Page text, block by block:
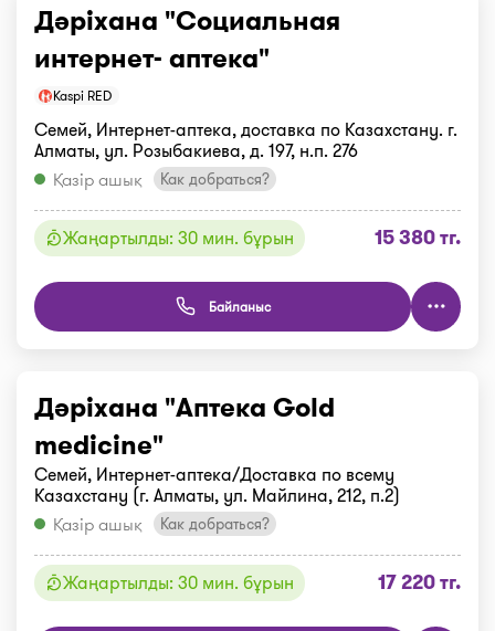
Дәріхана "Социальная
интернет- аптека"
Kaspi RED
Семей, Интернет-аптека, доставка по Казахстану. г.
Алматы, ул. Розыбакиева, д. 197, н.п. 276
Қазір ашық
Как добраться?
Жаңартылды: 30 мин. бұрын 15 380 тг.
Байланыс
Дәріхана "Аптека Gold
medicine"
Семей, Интернет-аптека/Доставка по всему
Казахстану (г. Алматы, ул. Майлина, 212, п.2)
Қазір ашық
Как добраться?
Жаңартылды: 30 мин. бұрын 17 220 тг.